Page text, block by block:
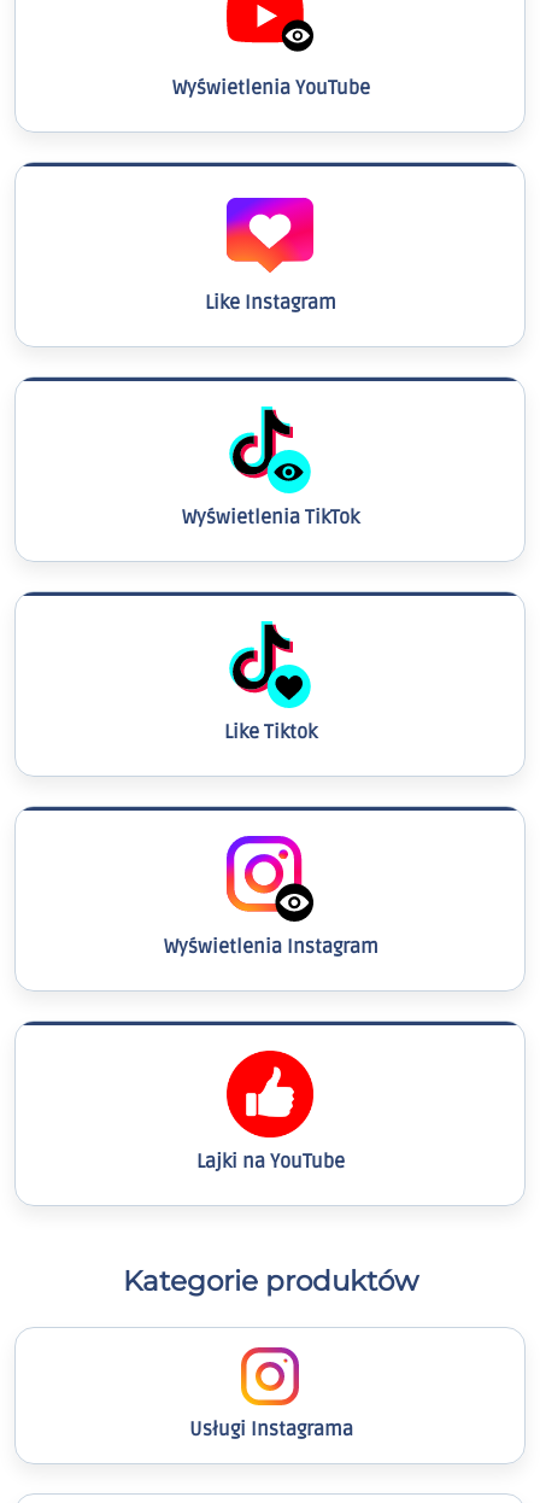
Wyświetlenia YouTube
Like Instagram
Wyświetlenia TikTok
Like Tiktok
Wyświetlenia Instagram
Lajki na YouTube
Kategorie produktów
Usługi Instagrama